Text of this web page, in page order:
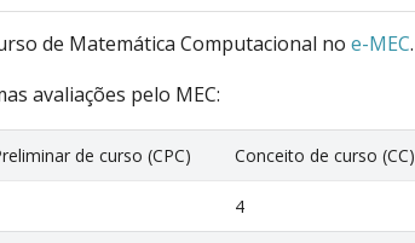
de Matemática Computacional no e-MEC.
avaliações pelo MEC:
de curso (CPC) Conceito de curso (CC)
4